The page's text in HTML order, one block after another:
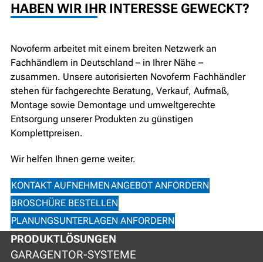
HABEN WIR IHR INTERESSE GEWECKT?
Novoferm arbeitet mit einem breiten Netzwerk an
Fachhändlern in Deutschland – in Ihrer Nähe –
zusammen. Unsere autorisierten Novoferm Fachhändler
stehen für fachgerechte Beratung, Verkauf, Aufmaß,
Montage sowie Demontage und umweltgerechte
Entsorgung unserer Produkten zu günstigen
Komplettpreisen.
Wir helfen Ihnen gerne weiter.
KONTAKT AUFNEHMENANGEBOT ANFORDERN
BROSCHÜRE BESTELLEN
PLANUNGSUNTERLAGEN ANFORDERN
PRODUKTLÖSUNGEN
GARAGENTOR-SYSTEME